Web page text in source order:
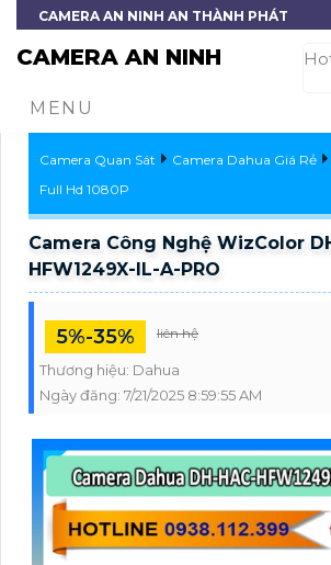
CAMERA AN NINH AN THÀNH PHÁT
CAMERA AN NINH
MENU
Camera Quan Sát Camera Dahua Giá Rẻ
Full Hd 1080P
Camera Công Nghệ WizColor
HFW1249X-IL-A-PRO
5%-35% liên hệ
Thương hiệu: Dahua
Ngày đăng: 7/21/2025 8:59:55 AM